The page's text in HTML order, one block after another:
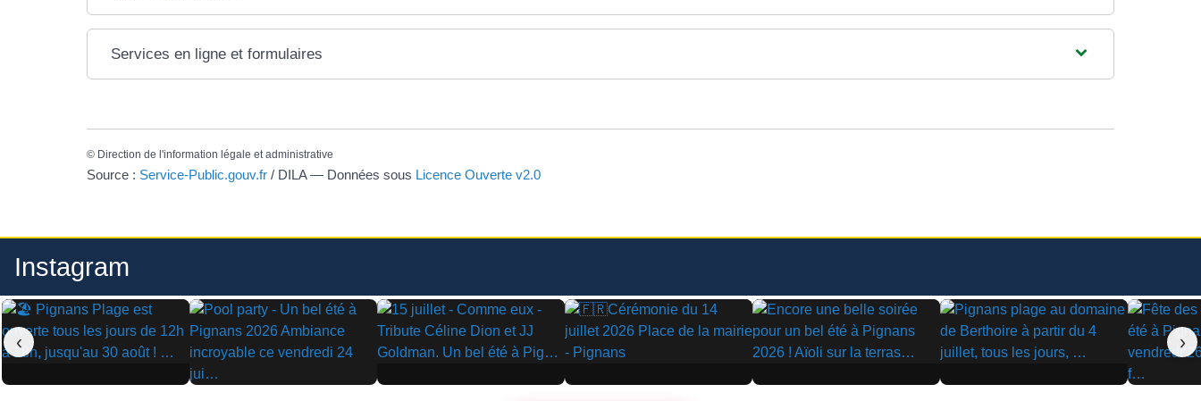
Services en ligne et formulaires
© Direction de l'information légale et administrative
Source : Service-Public.gouv.fr / DILA — Données sous Licence Ouverte v2.0
Instagram
▶ ▶ ▶ ▶ ▶
‹ ›